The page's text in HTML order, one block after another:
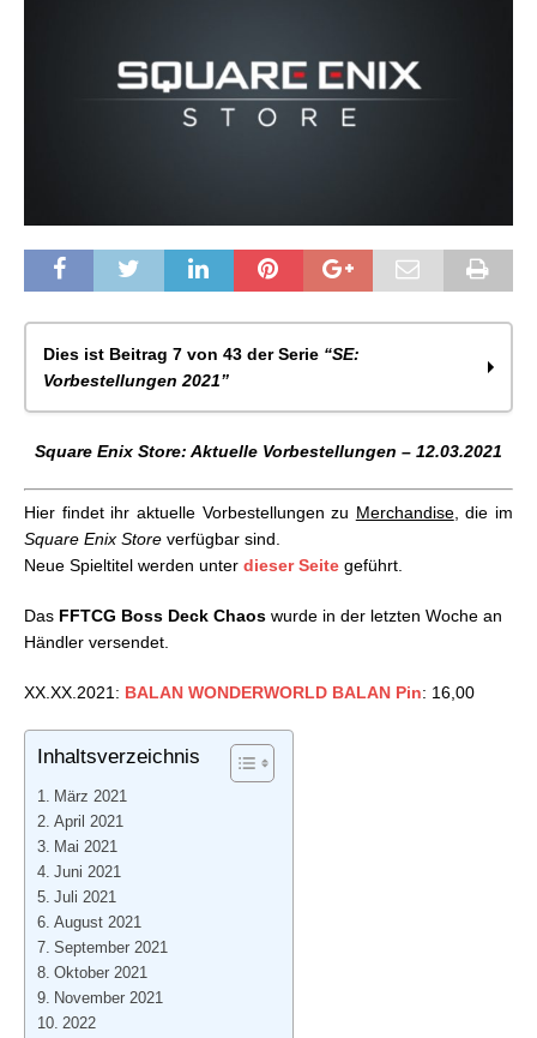
Dies ist Beitrag 7 von 43 der Serie “SE:
Vorbestellungen 2021”
Square Enix Store: Aktuelle Vorbestellungen –
27.01.2021
Square Enix Store: Aktuelle Vorbestellungen –
05.02.2021
Square Enix Store: Aktuelle Vorbestellungen –
12.02.2021
19.02.2021
Square Enix Store: Aktuelle Vorbestellungen –
Square Enix Store: Aktuelle Vorbestellungen –
05.03.2021
Square Enix Store: Aktuelle Vorbestellungen –
Square Enix Store: Aktuelle Vorbestellungen –
19.03.2021
Square Enix Store: Aktuelle Vorbestellungen –
26.03.2021
Square Enix Store: Aktuelle Vorbestellungen –
02.04.2021
Square Enix Store: Aktuelle Vorbestellungen –
09.04.2021
Square Enix Store: Aktuelle Vorbestellungen –
Square Enix Store: Aktuelle Vorbestellungen – 12.03.2021
Hier findet ihr aktuelle Vorbestellungen zu Merchandise, die im
Square Enix Store verfügbar sind.
Neue Spieltitel werden unter dieser Seite geführt.
Das FFTCG Boss Deck Chaos wurde in der letzten Woche an
Händler versendet.
XX.XX.2021: BALAN WONDERWORLD BALAN Pin: 16,00
Inhaltsverzeichnis
März 2021
April 2021
Mai 2021
Juni 2021
Juli 2021
August 2021
September 2021
Oktober 2021
November 2021
2022